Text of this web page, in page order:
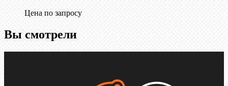
Цена по запросу
Вы смотрели